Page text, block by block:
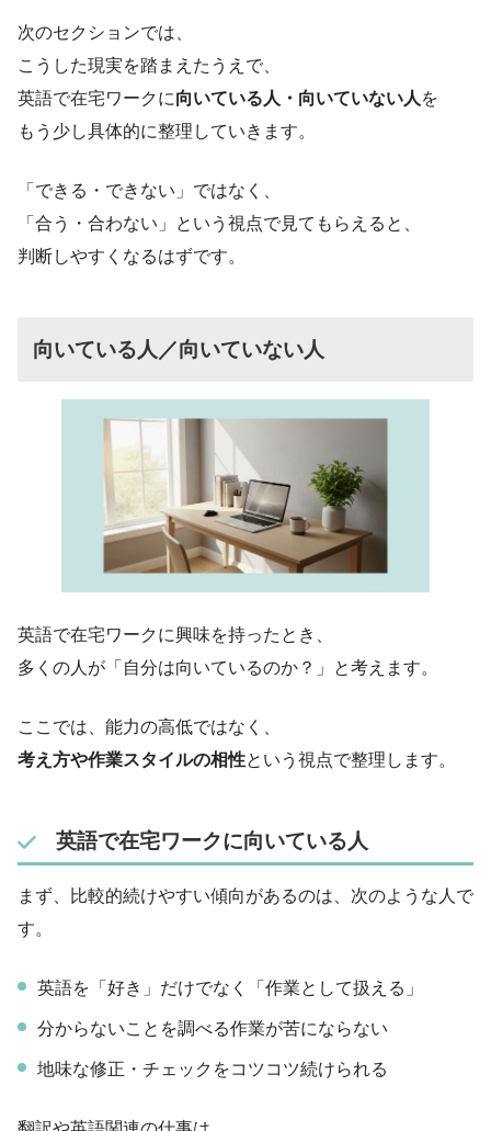
次のセクションでは、
こうした現実を踏まえたうえで、
英語で在宅ワークに向いている人・向いていない人 を
もう少し具体的に整理していきます。
「できる・できない」ではなく、
「合う・合わない」という視点で見てもらえると、
判断しやすくなるはずです。
向いている人／向いていない人
英語で在宅ワークに興味を持ったとき、
多くの人が「自分は向いているのか？」と考えます。
ここでは、能力の高低ではなく、
考え方や作業スタイルの相性という視点で整理します。
英語で在宅ワークに向いている人
まず、比較的続けやすい傾向があるのは、次のような人で
す。
英語を「好き」だけでなく「作業として扱える」
分からないことを調べる作業が苦にならない
地味な修正・チェックをコツコツ続けられる